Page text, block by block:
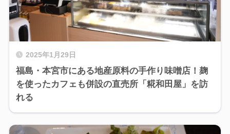
2025年1月29日
福島・本宮市にある地産原料の手作り味噌店！麹
を使ったカフェも併設の直売所「糀和田屋」を訪
れる